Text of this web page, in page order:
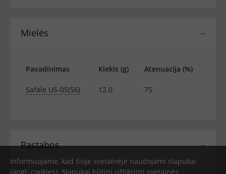
−
Mielės
Pavadinimas Kiekis (g) Atenuacija (%)
Safale US-05(56) 12.0 75
−
Pastabos
Informuojame, kad šioje svetainėje naudojami slapukai
(angl. cookies). Slapukai būtini užtikrinti svetainės